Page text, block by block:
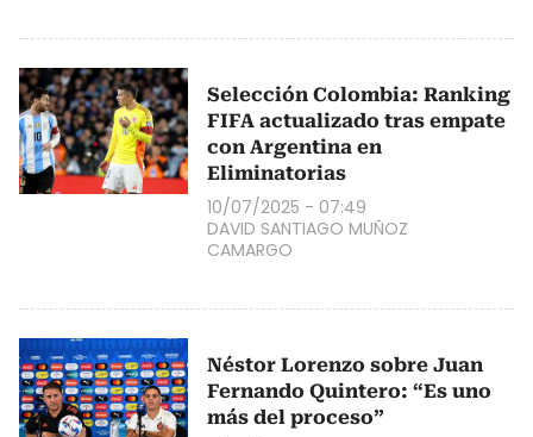
Selección Colombia: Ranking
FIFA actualizado tras empate
con Argentina en
Eliminatorias
10/07/2025 - 07:49
DAVID SANTIAGO MUÑOZ
CAMARGO
Néstor Lorenzo sobre Juan
Fernando Quintero: “Es uno
más del proceso”